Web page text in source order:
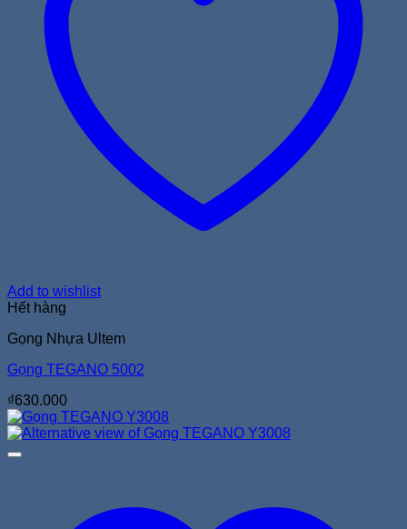
Add to wishlist
Hết hàng
Gọng Nhựa Ultem
Gọng TEGANO 5002
₫630.000